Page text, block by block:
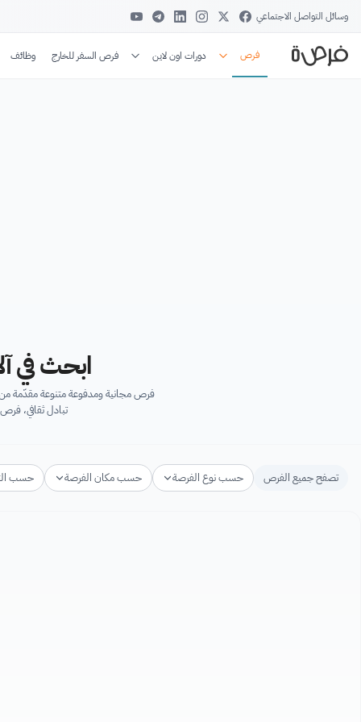
وسائل التواصل الاجتماعي
فرص دورات اون لاين فرص السفر للخارج وظائف
ابحث في
فرص مجانية ومدفوعة متنوعة مقدّمة من
تبادل ثقافي،
تصفح جميع الفرص حسب نوع الفرصة حسب مكان الفرصة حسب